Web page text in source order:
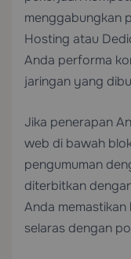
menggabungkan
Hosting atau
Anda performa
jaringan yang
Jika penerapan
web di bawah
pengumuman
diterbitkan
Anda
selaras dengan